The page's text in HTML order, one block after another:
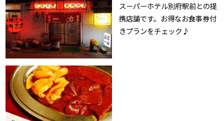
スーパーホテル別府駅前との提
携店舗です。お得なお食事券付
きプランをチェック♪